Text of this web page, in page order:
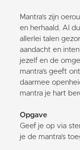
Mantra’s zijn
en herhaald. Al
allerlei talen
aandacht en
jezelf en de
mantra’s geeft
daarmee
mantra je hart
Opgave
Geef je op via
je de mantra’s